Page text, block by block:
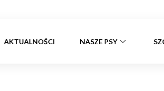
AKTUALNOŚCI NASZE PSY